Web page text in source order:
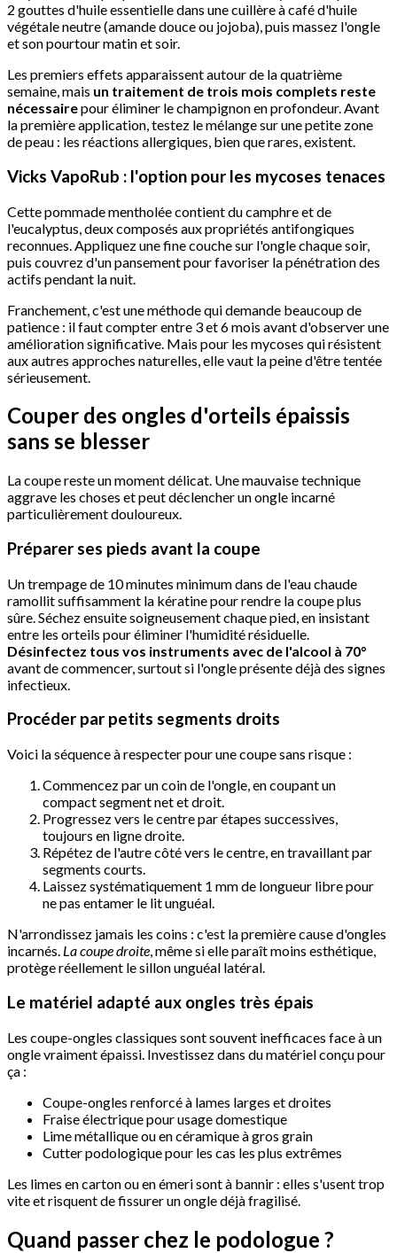
2 gouttes d'huile essentielle dans une cuillère à café d'huile
végétale neutre (amande douce ou jojoba), puis massez l'ongle
et son pourtour matin et soir.
Les premiers effets apparaissent autour de la quatrième
semaine, mais un traitement de trois mois complets reste
nécessairepour éliminer le champignon en profondeur. Avant
la première application, testez le mélange sur une petite zone
de peau : les réactions allergiques, bien que rares, existent.
Vicks VapoRub : l'option pour les mycoses tenaces
Cette pommade mentholée contient du camphre et de
l'eucalyptus, deux composés aux propriétés antifongiques
reconnues. Appliquez une fine couche sur l'ongle chaque soir,
puis couvrez d'un pansement pour favoriser la pénétration des
actifs pendant la nuit.
Franchement, c'est une méthode qui demande beaucoup de
patience : il faut compter entre 3 et 6 mois avant d'observer une
amélioration significative. Mais pour les mycoses qui résistent
aux autres approches naturelles, elle vaut la peine d'être tentée
sérieusement.
Couper des ongles d'orteils épaissis
sans se blesser
La coupe reste un moment délicat. Une mauvaise technique
aggrave les choses et peut déclencher un ongle incarné
particulièrement douloureux.
Préparer ses pieds avant la coupe
Un trempage de 10 minutes minimum dans de l'eau chaude
ramollit suffisamment la kératine pour rendre la coupe plus
sûre. Séchez ensuite soigneusement chaque pied, en insistant
entre les orteils pour éliminer l'humidité résiduelle.
Désinfectez tous vos instruments avec de l'alcool à 70°
avant de commencer, surtout si l'ongle présente déjà des signes
infectieux.
Procéder par petits segments droits
Voici la séquence à respecter pour une coupe sans risque :
Commencez par un coin de l'ongle, en coupant un
compact segment net et droit.
Progressez vers le centre par étapes successives,
toujours en ligne droite.
Répétez de l'autre côté vers le centre, en travaillant par
segments courts.
Laissez systématiquement 1 mm de longueur libre pour
ne pas entamer le lit unguéal.
N'arrondissez jamais les coins : c'est la première cause d'ongles
incarnés. La coupe droite, même si elle paraît moins esthétique,
protège réellement le sillon unguéal latéral.
Le matériel adapté aux ongles très épais
Les coupe-ongles classiques sont souvent inefficaces face à un
ongle vraiment épaissi. Investissez dans du matériel conçu pour
ça :
Coupe-ongles renforcé à lames larges et droites
Fraise électrique pour usage domestique
Lime métallique ou en céramique à gros grain
Cutter podologique pour les cas les plus extrêmes
Les limes en carton ou en émeri sont à bannir : elles s'usent trop
vite et risquent de fissurer un ongle déjà fragilisé.
Quand passer chez le podologue ?